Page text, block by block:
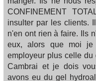
CONFINEMENT
insulter par les clients.
n'en ont rien à faire. Ils
eux, alors que moi je
employeur plus celle du
Cambrai et je dois
avons eu du gel